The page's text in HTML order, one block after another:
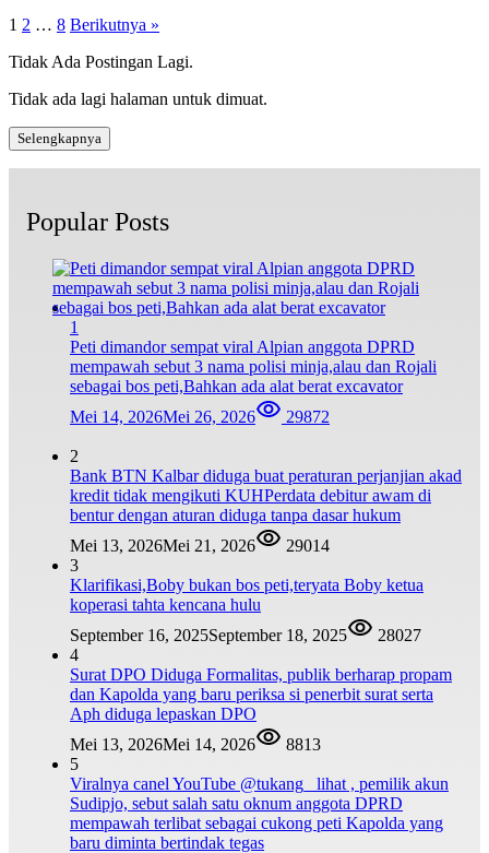
1 2 … 8 Berikutnya »
Tidak Ada Postingan Lagi.
Tidak ada lagi halaman untuk dimuat.
Selengkapnya
Popular Posts
1
Peti dimandor sempat viral Alpian anggota DPRD
mempawah sebut 3 nama polisi minja,alau dan Rojali
sebagai bos peti,Bahkan ada alat berat excavator
Mei 14, 2026Mei 26, 2026 29872
2
Bank BTN Kalbar diduga buat peraturan perjanjian akad
kredit tidak mengikuti KUHPerdata debitur awam di
bentur dengan aturan diduga tanpa dasar hukum
Mei 13, 2026Mei 21, 2026
29014
3
Klarifikasi,Boby bukan bos peti,teryata Boby ketua
koperasi tahta kencana hulu
September 16, 2025September 18, 2025
28027
4
Surat DPO Diduga Formalitas, publik berharap propam
dan Kapolda yang baru periksa si penerbit surat serta
Aph diduga lepaskan DPO
Mei 13, 2026Mei 14, 2026
8813
5
Viralnya canel YouTube @tukang_ lihat , pemilik akun
Sudipjo, sebut salah satu oknum anggota DPRD
mempawah terlibat sebagai cukong peti Kapolda yang
baru diminta bertindak tegas